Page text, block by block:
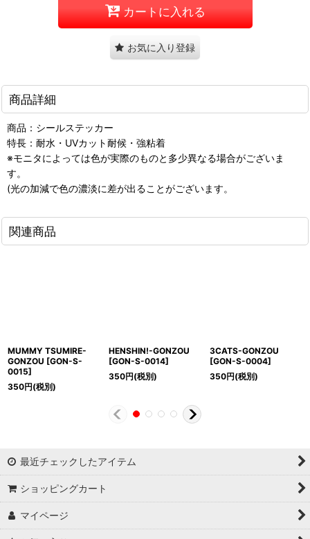
カートに入れる
お気に入り登録
商品詳細
商品：シールステッカー
特長：耐水・UVカット耐候・強粘着
※モニタによっては色が実際のものと多少異なる場合がございま
す。
(光の加減で色の濃淡に差が出ることがございます。
関連商品
MUMMY TSUMIRE-
GONZOU [GON-S-
0015]
350円(税別)
HENSHIN!-GONZOU
[GON-S-0014]
350円(税別)
3CATS-GONZOU
[GON-S-0004]
350円(税別)
最近チェックしたアイテム
ショッピングカート
マイページ